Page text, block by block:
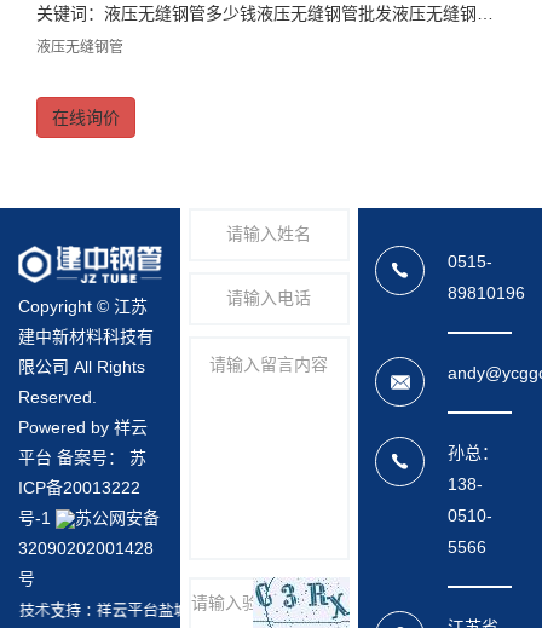
关键词： 液压无缝钢管多少钱液压无缝钢管批发液压无缝钢管公司
液压无缝钢管
在线询价
Copyright © 江苏
建中新材料科技有
限公司 All Rights
Reserved.
Powered by 祥云
平台 备案号： 苏
ICP备20013222
号-1
苏公网安备
32090202001428
号
0515-
89810196
孙总：
138-
0510-
5566